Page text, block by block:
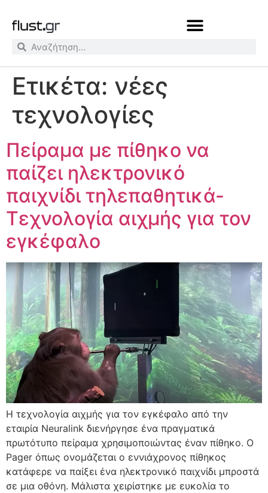
Ετικέτα: νέες
τεχνολογίες
Πείραμα με πίθηκο να
παίζει ηλεκτρονικό
παιχνίδι τηλεπαθητικά-
Τεχνολογία αιχμής για τον
εγκέφαλο
Η τεχνολογία αιχμής για τον εγκέφαλο από την
εταιρία Νeuralink διενήργησε ένα πραγματικά
πρωτότυπο πείραμα χρησιμοποιώντας έναν πίθηκο. Ο
Pager όπως ονομάζεται ο εννιάχρονος πίθηκος
κατάφερε να παίξει ένα ηλεκτρονικό παιχνίδι μπροστά
σε μια οθόνη. Μάλιστα χειρίστηκε με ευκολία το